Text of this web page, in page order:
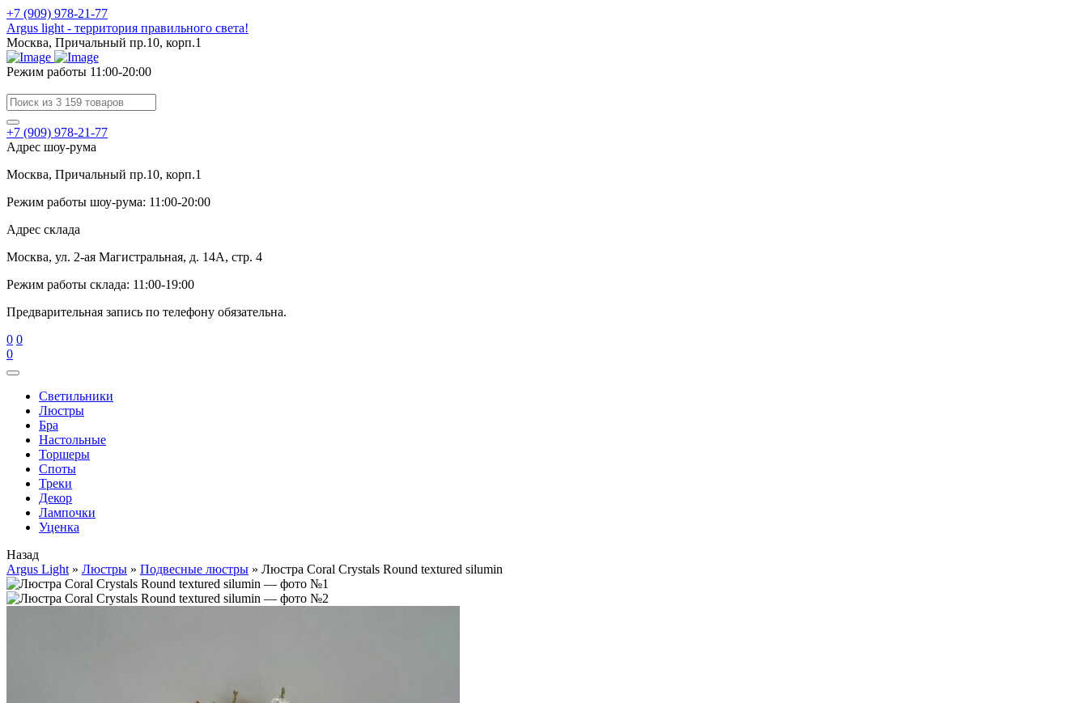
+7 (909) 978-21-77
Argus light - территория правильного света!
Москва, Причальный пр.10, корп.1
Режим работы 11:00-20:00
+7 (909) 978-21-77
Адрес шоу-рума
Москва, Причальный пр.10, корп.1
Режим работы шоу-рума: 11:00-20:00
Адрес склада
Москва, ул. 2-ая Магистральная, д. 14А, стр. 4
Режим работы склада: 11:00-19:00
Предварительная запись по телефону обязательна.
0 0
0
Cветильники
Люстры
Бра
Настольные
Торшеры
Споты
Треки
Декор
Лампочки
Уценка
Назад
Argus Light » Люстры » Подвесные люстры » Люстра Coral Crystals Round textured silumin